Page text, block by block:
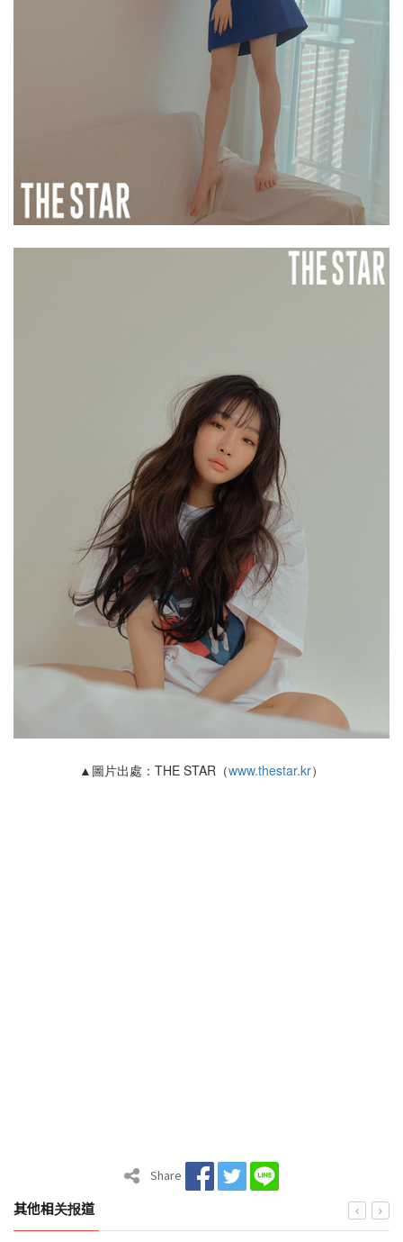
▲圖片出處：THE STAR（www.thestar.kr）
Share
其他相关报道